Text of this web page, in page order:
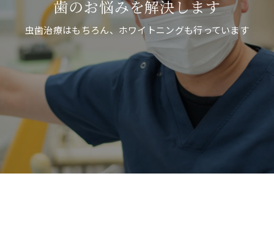
新潟駅南口から徒歩4分
新潟駅南口とドン・キホーテのあいだにあります
歯のお悩みを解決します
虫歯治療はもちろん、ホワイトニングも行っています
患者さまによりそう歯医者
患者さまとの距離が近く、親身になって診療に向き合います